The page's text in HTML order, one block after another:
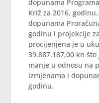
dopunama
Križ za 2016.
dopunama
godinu i projekcije
procijenjena je u
39.887.187,00 kn
manje u odnosu na
izmjenama i
godinu.